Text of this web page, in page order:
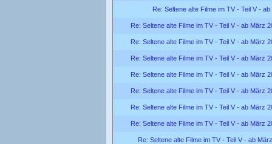
Re: Seltene alte Filme im TV - Teil V -
Re: Seltene alte Filme im TV - Teil V - ab März
Re: Seltene alte Filme im TV - Teil V - ab März
Re: Seltene alte Filme im TV - Teil V - ab März
Re: Seltene alte Filme im TV - Teil V - ab März
Re: Seltene alte Filme im TV - Teil V - ab März
Re: Seltene alte Filme im TV - Teil V - ab März
Re: Seltene alte Filme im TV - Teil V - ab März
Re: Seltene alte Filme im TV - Teil V - ab